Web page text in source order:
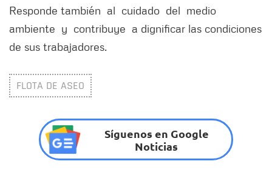
Responde también al cuidado del medio
ambiente y contribuye a dignificar las condiciones
de sus trabajadores.
FLOTA DE ASEO
Síguenos en Google
Noticias